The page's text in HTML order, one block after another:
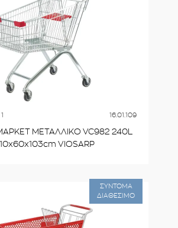
16.01.109
ΜΕΤΑΛΛΙΚΟ VC982 240L
VIOSARP
ΣΥΝΤΟΜΑ
ΔΙΑΘΕΣΙΜΟ